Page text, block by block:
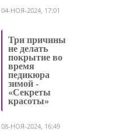
04-НОЯ-2024, 17:01
Три причины
не делать
покрытие во
время
педикюра
зимой -
«Секреты
красоты»
08-НОЯ-2024, 16:49